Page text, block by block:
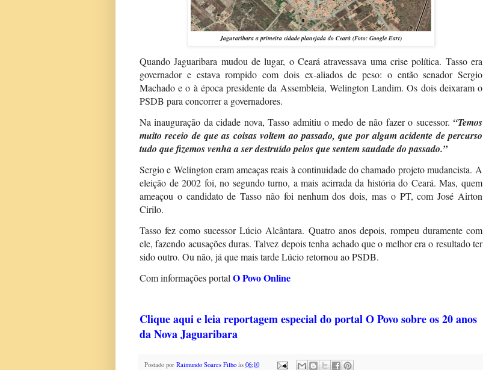
Jaguraribara a primeira cidade planejada do Ceará (Foto: Google Eart)
Quando Jaguaribara mudou de lugar, o Ceará atravessava uma crise política. Tasso era
governador e estava rompido com dois ex-aliados de peso: o então senador Sergio
Machado e o à época presidente da Assembleia, Welington Landim. Os dois deixaram o
PSDB para concorrer a governadores.
Na inauguração da cidade nova, Tasso admitiu o medo de não fazer o sucessor. “Temos
muito receio de que as coisas voltem ao passado, que por algum acidente de percurso
tudo que fizemos venha a ser destruído pelos que sentem saudade do passado.”
Sergio e Welington eram ameaças reais à continuidade do chamado projeto mudancista. A
eleição de 2002 foi, no segundo turno, a mais acirrada da história do Ceará. Mas, quem
ameaçou o candidato de Tasso não foi nenhum dos dois, mas o PT, com José Airton
Cirilo.
Tasso fez como sucessor Lúcio Alcântara. Quatro anos depois, rompeu duramente com
ele, fazendo acusações duras. Talvez depois tenha achado que o melhor era o resultado ter
sido outro. Ou não, já que mais tarde Lúcio retornou ao PSDB.
Com informações portalO Povo Online
Clique aqui e leia reportagem especial do portal O Povo sobre os 20 anos
da Nova Jaguaribara
Postado por Raimundo Soares Filho às 06:10